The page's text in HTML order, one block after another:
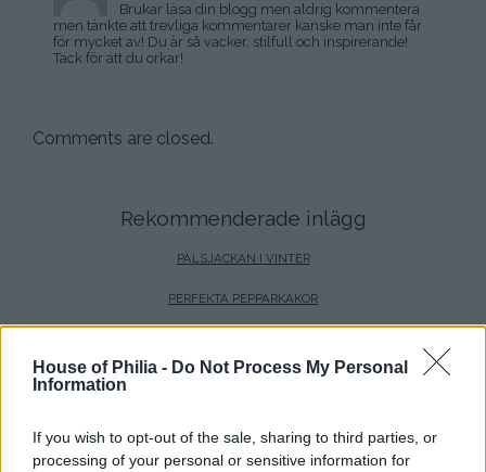
House of Philia - Do Not Process My Personal
Information
If you wish to opt-out of the sale, sharing to third parties, or
processing of your personal or sensitive information for
Brukar läsa din blogg men aldrig kommentera
men tänkte att trevliga kommentarer kanske man inte får
för mycket av! Du är så vacker, stilfull och inspirerande!
Tack för att du orkar!
Comments are closed.
Rekommenderade inlägg
PÄLSJACKAN I VINTER
PERFEKTA PEPPARKAKOR
DET UNDERBARA JULPORSLINET